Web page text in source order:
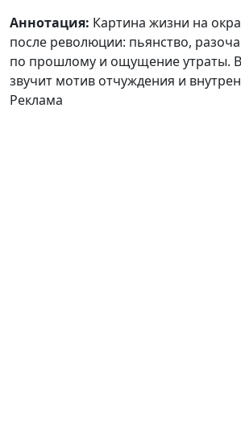
Аннотация
Аннотация: Картина жизни на
после революции: пьянство,
по прошлому и ощущение утраты.
звучит мотив отчуждения и
Реклама